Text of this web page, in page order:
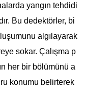
yangın tehdidi
Bu dedektörler, bi
algılayarak
sokar. Çalışma p
her bir bölümünü a
konumu belirterek